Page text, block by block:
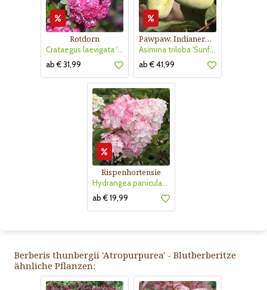
Rotdorn
Crataegus laevigata 'Pauls Scarlet'
ab € 31,99
Pawpaw, Indianerbanane
Asimina triloba 'Sunflower'
ab € 41,99
Rispenhortensie
Hydrangea paniculata 'Vanille Fraise'
ab € 19,99
Berberis thunbergii 'Atropurpurea' - Blutberberitze
ähnliche Pflanzen: